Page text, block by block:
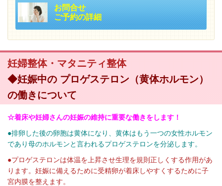
お問合せ
ご予約の詳細
妊婦整体・マタニティ整体
◆妊娠中の プロゲステロン（黄体ホルモン）
の働きについて
☆着床や妊婦さんの妊娠の維持に重要な働きをします！
●排卵した後の卵胞は黄体になり、黄体はもう一つの女性ホルモン
であり母のホルモンと言われるプロゲステロンを分泌します。
●プロゲステロンは体温を上昇させ生理を規則正しくする作用があ
ります。妊娠に備えるために受精卵が着床しやすくするために子
宮内膜を整えます。